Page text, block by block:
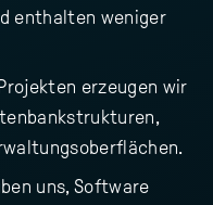
enthalten weniger
erzeugen wir
uns, Software